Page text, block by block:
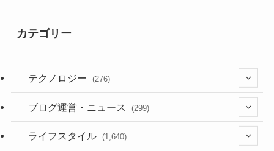
カテゴリー
テクノロジー (276)
(36)
(187)
ブログ運営・ニュース (299)
(118)
ライフスタイル (1,640)